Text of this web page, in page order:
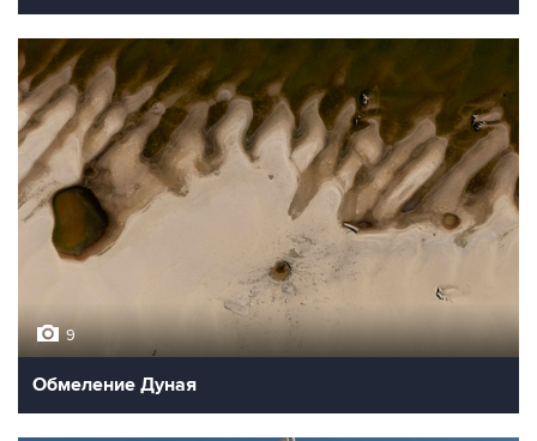
9
Обмеление Дуная